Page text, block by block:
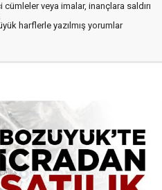
veya imalar, inançlara saldırı
harflerle yazılmış yorumlar